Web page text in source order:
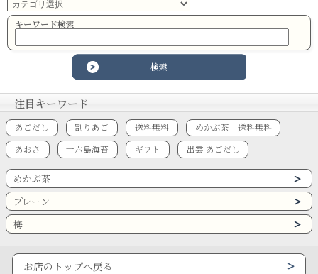
キーワード検索
注目キーワード
あごだし 割りあご 送料無料
めかぶ茶 送料無料
あおさ
十六島海苔 ギフト 出雲 あごだし
めかぶ茶
プレーン
梅
お店のトップへ戻る